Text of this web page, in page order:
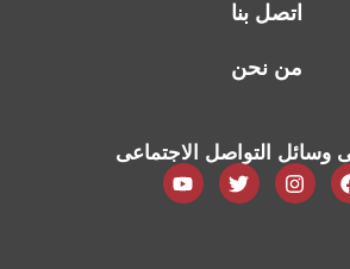
اتصل بنا
من نحن
وسائل التواصل الاجتماعى